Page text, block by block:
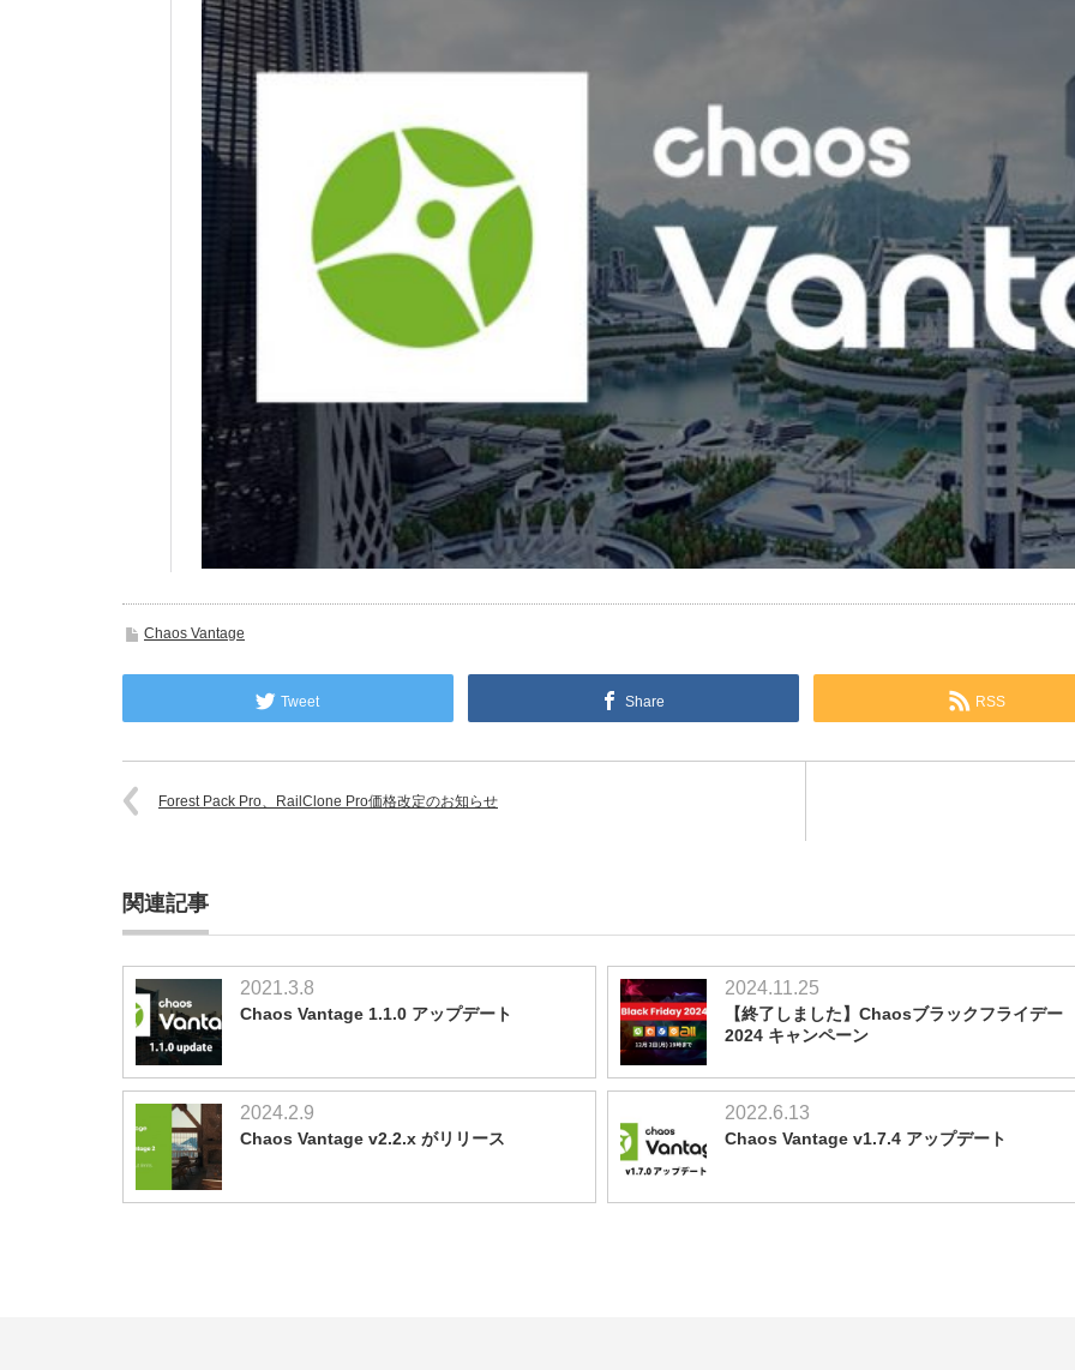
Chaos Vantage
Tweet Share RSS
Forest Pack Pro、RailClone Pro価格改定のお知らせ
関連記事
2021.3.8
Chaos Vantage 1.1.0 アップデート
2024.11.25
【終了しました】Chaosブラックフライデー
2024 キャンペーン
2024.2.9
Chaos Vantage v2.2.x がリリース
2022.6.13
Chaos Vantage v1.7.4 アップデート